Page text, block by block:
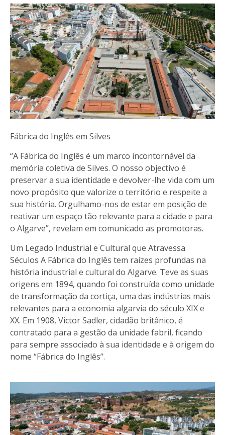
Fábrica do Inglês em Silves
“A Fábrica do Inglês é um marco incontornável da
memória coletiva de Silves. O nosso objectivo é
preservar a sua identidade e devolver-lhe vida com um
novo propósito que valorize o território e respeite a
sua história. Orgulhamo-nos de estar em posição de
reativar um espaço tão relevante para a cidade e para
o Algarve”, revelam em comunicado as promotoras.
Um Legado Industrial e Cultural que Atravessa
Séculos A Fábrica do Inglês tem raízes profundas na
história industrial e cultural do Algarve. Teve as suas
origens em 1894, quando foi construída como unidade
de transformação da cortiça, uma das indústrias mais
relevantes para a economia algarvia do século XIX e
XX. Em 1908, Victor Sadler, cidadão britânico, é
contratado para a gestão da unidade fabril, ficando
para sempre associado à sua identidade e à origem do
nome “Fábrica do Inglês”.